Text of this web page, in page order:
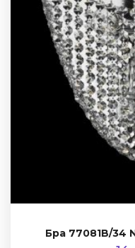
Бра 77081B/34